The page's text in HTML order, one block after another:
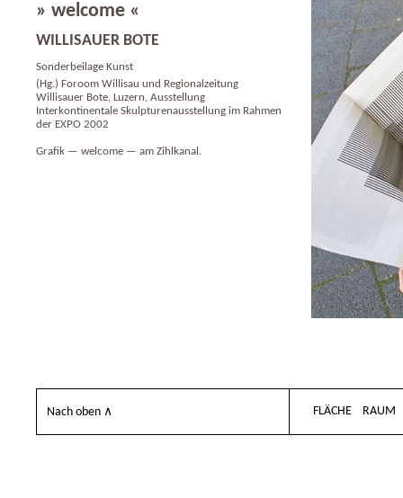
» welcome «
WILLISAUER BOTE
Sonderbeilage Kunst
(Hg.) Foroom Willisau und Regionalzeitung
Willisauer Bote, Luzern, Ausstellung
Interkontinentale Skulpturenausstellung im Rahmen
der EXPO 2002
Grafik — welcome — am Zihlkanal.
Nach oben ∧ FLÄCHE RAUM